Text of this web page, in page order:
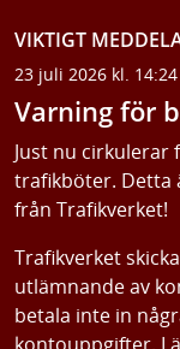
VIKTIGT
23 juli 2026 kl. 14:24
Varning för
Just nu cirkulerar
trafikböter. Detta
från Trafikverket!
Trafikverket
utlämnande av
betala inte in